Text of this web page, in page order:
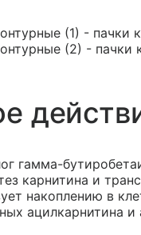
(1) - пачки
(2) - пачки
гамма-
карнитина и
накоплению в
ацилкарнитина и